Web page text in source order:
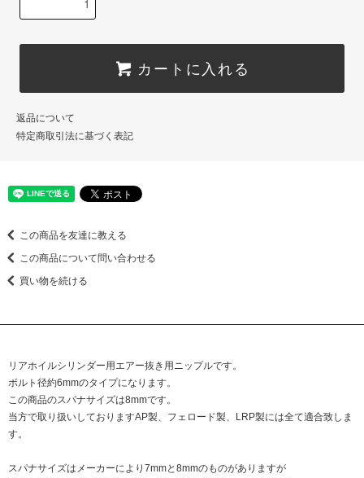
カートに入れる
返品について
特定商取引法に基づく表記
この商品を友達に教える
この商品について問い合わせる
買い物を続ける
リアホイルシリンダー用エアー抜き用ニップルです。
ボルト径約6mmのタイプになります。
この商品のスパナサイズは8mmです。
当方で取り扱いしておりますAP製、フェロード製、LRP製には全て適合致しま
す。
スパナサイズはメーカーにより7mmと8mmのものがありますが